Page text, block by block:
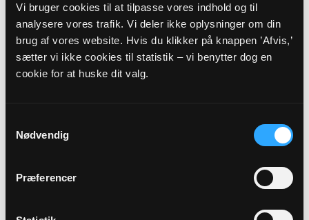
Vi bruger cookies til at tilpasse vores indhold og til
analysere vores trafik. Vi deler ikke oplysninger om din
brug af vores website. Hvis du klikker på knappen ’Afvis,’
sætter vi ikke cookies til statistik – vi benytter dog en
cookie for at huske dit valg.
Nødvendig
Præferencer
(CVR-nr. 32108083)
Revisor erklæring 2023
Myndighedskode: 9185
(CVR-nr. 32108083)
Budget 2022